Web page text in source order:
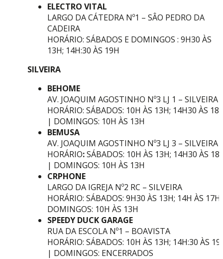
ELECTRO VITAL
LARGO DA CÁTEDRA Nº1 – SÂO PEDRO DA
CADEIRA
HORÁRIO: SÁBADOS E DOMINGOS : 9H30 ÀS
13H; 14H:30 ÀS 19H
SILVEIRA
BEHOME
AV. JOAQUIM AGOSTINHO Nº3 LJ 1 – SILVEIRA
HORÁRIO: SÁBADOS: 10H ÀS 13H; 14H30 ÀS
| DOMINGOS: 10H ÀS 13H
BEMUSA
AV. JOAQUIM AGOSTINHO Nº3 LJ 3 – SILVEIRA
HORÁRIO:SÁBADOS: 10H ÀS 13H; 14H30 ÀS
| DOMINGOS: 10H ÀS 13H
CRPHONE
LARGO DA IGREJA Nº2 RC – SILVEIRA
HORÁRIO: SÁBADOS: 9H30 ÀS 13H; 14H ÀS
DOMINGOS: 10H ÀS 13H
SPEEDY DUCK GARAGE
RUA DA ESCOLA Nº1 – BOAVISTA
HORÁRIO: SÁBADOS: 10H ÀS 13H; 14H:30 ÀS
| DOMINGOS: ENCERRADOS